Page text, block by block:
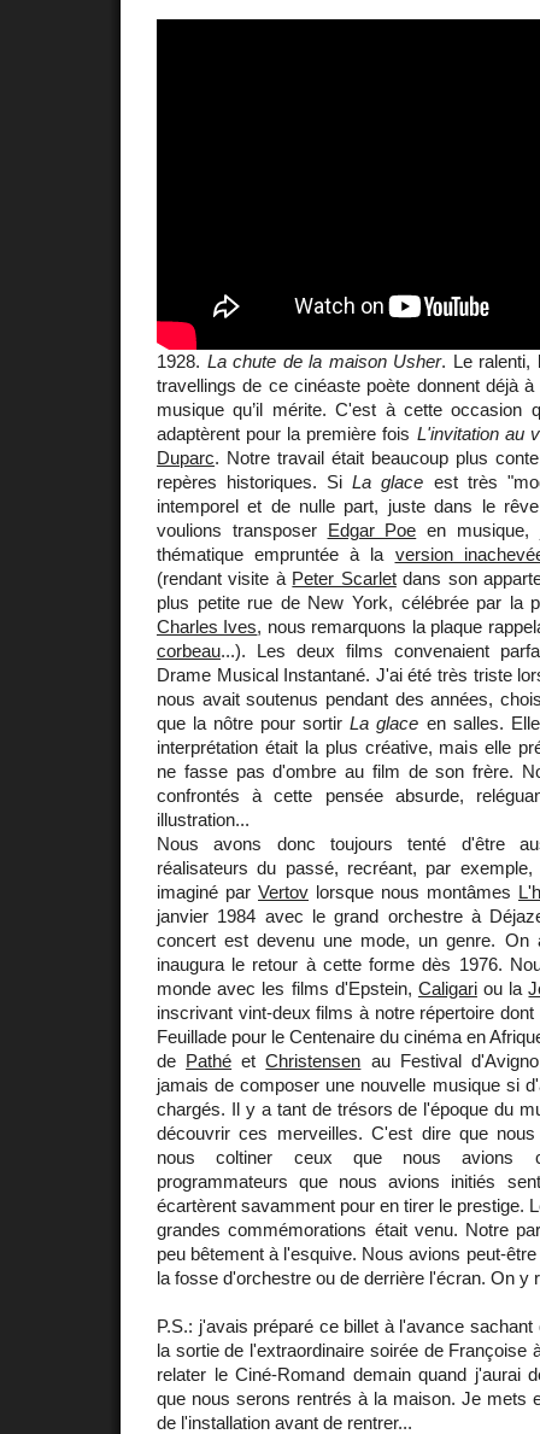
1928. La chute de la maison Usher. Le ralenti,
travellings de ce cinéaste poète donnent déjà à
musique qu’il mérite. C'est à cette occasion
adaptèrent pour la première fois L'invitation au
Duparc. Notre travail était beaucoup plus
repères historiques. SiLa glace est très
intemporel et de nulle part, juste dans le
voulions transposer Edgar Poe en musique,
thématique empruntée à la version
(rendant visite à Peter Scarletdans son
plus petite rue de New York, célébrée par la
Charles Ives, nous remarquons la plaque
corbeau...). Les deux films convenaient
Drame Musical Instantané. J'ai été très triste
nous avait soutenus pendant des années,
que la nôtre pour sortirLa glace en salles.
interprétation était la plus créative, mais elle
ne fasse pas d'ombre au film de son frère.
confrontés à cette pensée absurde,
illustration...
Nous avons donc toujours tenté d'être
réalisateurs du passé, recréant, par
imaginé par Vertov lorsque nous montâmes
janvier 1984 avec le grand orchestre à
concert est devenu une mode, un genre. On
inaugura le retour à cette forme dès 1976.
monde avec les films d'Epstein, Caligariou la
inscrivant vint-deux films à notre répertoire
Feuillade pour le Centenaire du cinéma en
de Pathé etChristensen au Festival
jamais de composer une nouvelle musique si
chargés. Il y a tant de trésors de l'époque du
découvrir ces merveilles. C'est dire que
nous coltiner ceux que nous avions
programmateurs que nous avions initiés
écartèrent savamment pour en tirer le prestige.
grandes commémorations était venu. Notre
peu bêtement à l'esquive. Nous avions peut-
la fosse d'orchestre ou de derrière l'écran. On y
P.S.: j'avais préparé ce billet à l'avance
la sortie de l'extraordinaire soirée de Françoise
relater le Ciné-Romand demain quand j'aurai
que nous serons rentrés à la maison. Je mets
de l'installation avant de rentrer...